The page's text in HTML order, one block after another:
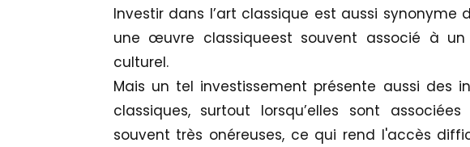
Investir dans l’art classique est aussi synonyme
une œuvre classiqueest souvent associé à
culturel.​
Mais un tel investissement présente aussi des
classiques, surtout lorsqu’elles sont
souvent très onéreuses, ce qui rend l'accès